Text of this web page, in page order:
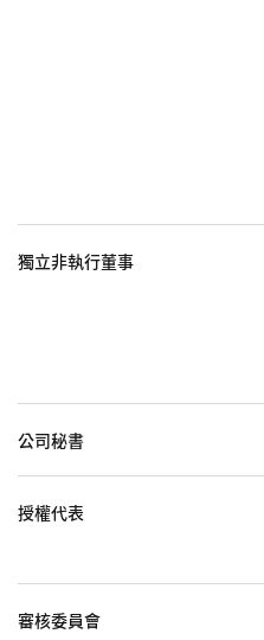
獨立非執行董事
公司秘書
授權代表
審核委員會